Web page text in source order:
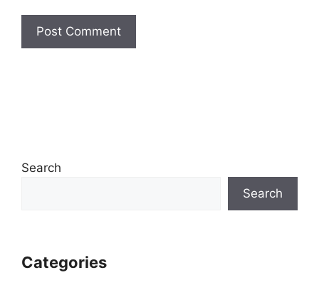
Search
Search
Categories